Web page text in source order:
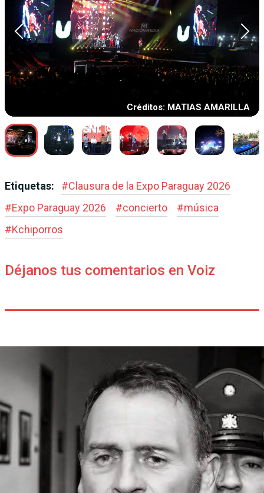
Créditos: MATIAS AMARILLA
Etiquetas: #Clausura de la Expo Paraguay 2026
#Expo Paraguay 2026 #concierto #música
#Kchiporros
Déjanos tus comentarios en Voiz